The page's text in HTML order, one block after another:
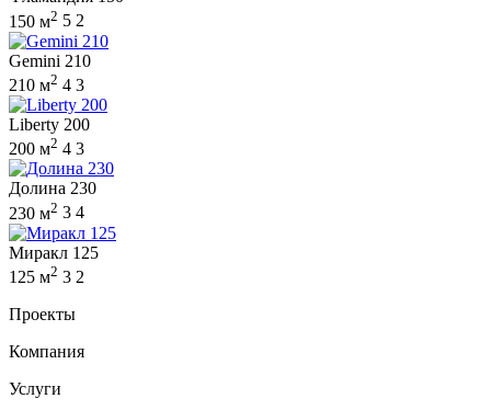
150 м2 5 2
Gemini 210
210 м2 4 3
Liberty 200
200 м2 4 3
Долина 230
230 м2 3 4
Миракл 125
125 м2 3 2
Проекты
Компания
Услуги